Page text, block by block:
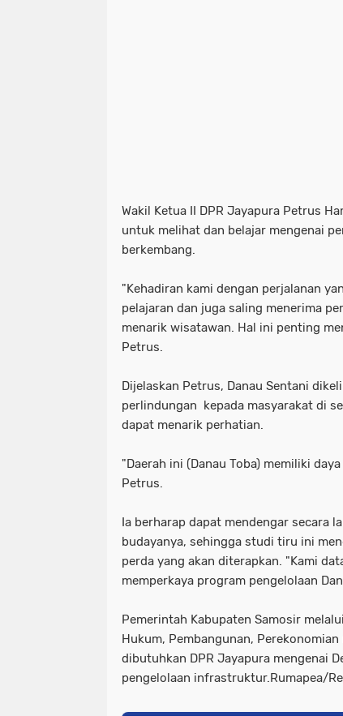
Wakil Ketua II DPR Jayapura Petrus
untuk melihat dan belajar mengenai
berkembang.
"Kehadiran kami dengan perjalanan
pelajaran dan juga saling menerima
menarik wisatawan. Hal ini penting
Petrus.
Dijelaskan Petrus, Danau Sentani
perlindungan kepada masyarakat di
dapat menarik perhatian.
"Daerah ini (Danau Toba) memiliki
Petrus.
Ia berharap dapat mendengar secara
budayanya, sehingga studi tiru ini
perda yang akan diterapkan. "Kami
memperkaya program pengelolaan
Pemerintah Kabupaten Samosir
Hukum, Pembangunan,
dibutuhkan DPR Jayapura mengenai
pengelolaan infrastruktur.Rumapea/